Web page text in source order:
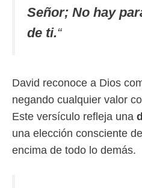
Señor; No hay
de ti.“
David reconoce a Dios
negando cualquier valor
Este versículo refleja una
una elección consciente
encima de todo lo demás.